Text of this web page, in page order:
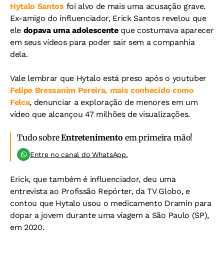
Hytalo Santos foi alvo de mais uma acusação grave.
Ex-amigo do influenciador, Erick Santos revelou que
ele dopava uma adolescenteque costumava aparecer
em seus vídeos para poder sair sem a companhia
dela.
Vale lembrar que Hytalo está preso após o youtuber
Felipe Bressanim Pereira, mais conhecido como
Felca, denunciar a exploração de menores em um
vídeo que alcançou 47 milhões de visualizações.
Tudo sobreEntretenimento em primeira mão!
Entre no canal do WhatsApp.
Erick, que também é influenciador, deu uma
entrevista ao Profissão Repórter, da TV Globo, e
contou que Hytalo usou o medicamento Dramin para
dopar a jovem durante uma viagem a São Paulo (SP),
em 2020.